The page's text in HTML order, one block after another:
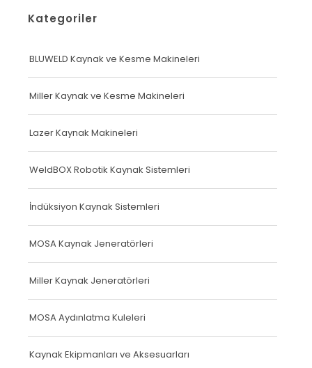
Kategoriler
BLUWELD Kaynak ve Kesme Makineleri
Miller Kaynak ve Kesme Makineleri
Lazer Kaynak Makineleri
WeldBOX Robotik Kaynak Sistemleri
İndüksiyon Kaynak Sistemleri
MOSA Kaynak Jeneratörleri
Miller Kaynak Jeneratörleri
MOSA Aydınlatma Kuleleri
Kaynak Ekipmanları ve Aksesuarları